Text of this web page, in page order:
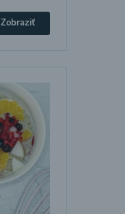
Zobraziť